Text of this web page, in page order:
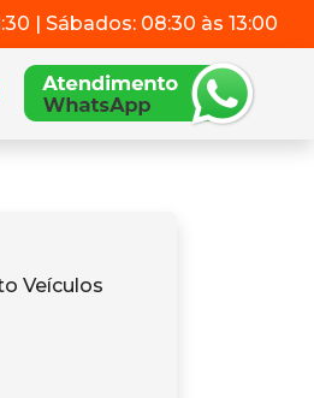
| Sábados: 08:30 às 13:00
Veículos